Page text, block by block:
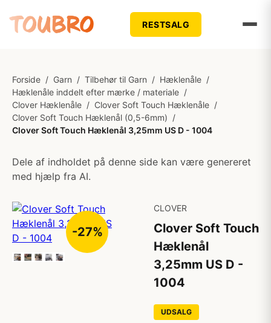
RESTSALG
Forside / Garn / Tilbehør til Garn / Hæklenåle /
Hæklenåle inddelt efter mærke / materiale /
Clover Hæklenåle / Clover Soft Touch Hæklenåle /
Clover Soft Touch Hæklenål (0,5-6mm) /
Clover Soft Touch Hæklenål 3,25mm US D - 1004
Dele af indholdet på denne side kan være genereret
med hjælp fra AI.
-27%
CLOVER
Clover Soft Touch
Hæklenål
3,25mm US D -
1004
UDSALG